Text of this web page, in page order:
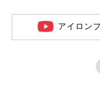
アイロン